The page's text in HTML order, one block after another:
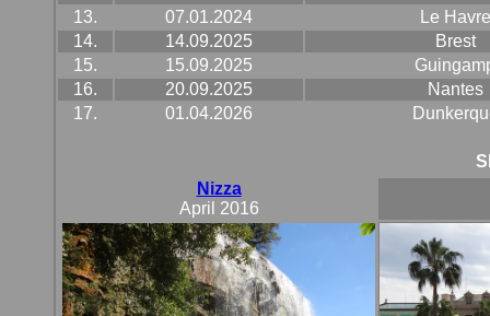
13.
07.01.2024
Le Havre
14.
14.09.2025
Brest
15.
15.09.2025
16.
20.09.2025
Nantes
17.
01.04.2026
Nizza
April 2016